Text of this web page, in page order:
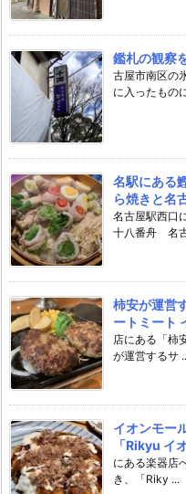
鑑札の観察
古屋市南区の
に入ったもの
名駅にある
ら焼きと名
名古屋駅西口
十八番舟 名
柿安が運営
ートミート
店にある「柿
が運営するサ
イオンモー
「Rikyu イ
にある楽器店
き、「Riky ...